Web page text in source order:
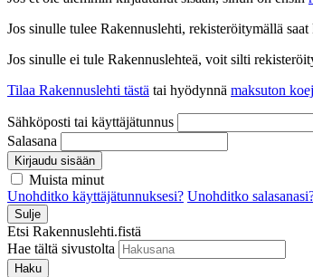
Jos sinulle tulee Rakennuslehti, rekisteröitymällä
Jos sinulle ei tule Rakennuslehteä, voit silti
Tilaa Rakennuslehti tästä tai hyödynnä maksuton
Sähköposti tai käyttäjätunnus
Salasana
Kirjaudu sisään
Muista minut
Unohditko käyttäjätunnuksesi? Unohditko
Sulje
Etsi Rakennuslehti.fistä
Hae tältä sivustolta
Haku